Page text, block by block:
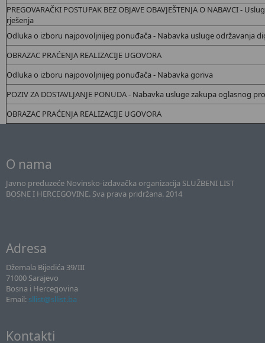
PREGOVARAČKI POSTUPAK BEZ OBJAVE OBAVJEŠTENJA O NABAVCI -
rješenja
Odluka o izboru najpovoljnijeg ponuđača - Nabavka usluge održavanja
OBRAZAC PRAĆENJA REALIZACIJE UGOVORA
Odluka o izboru najpovoljnijeg ponuđača - Nabavka goriva
POZIV ZA DOSTAVLJANJE PONUDA - Nabavka usluge zakupa oglasnog
OBRAZAC PRAĆENJA REALIZACIJE UGOVORA
O nama
Javno preduzeće Novinsko-izdavačka organizacija SLUŽBENI LIST
BOSNE I HERCEGOVINE. Sva prava pridržana. 2014
Adresa
Džemala Bijedića 39/III
71000 Sarajevo
Bosna i Hercegovina
Email: sllist@sllist.ba
Kontakti